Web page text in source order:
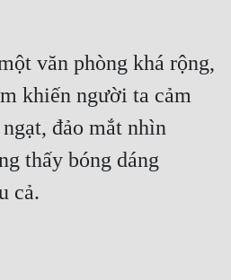
văn phòng khá rộng,
khiến người ta cảm
đảo mắt nhìn
thấy bóng dáng